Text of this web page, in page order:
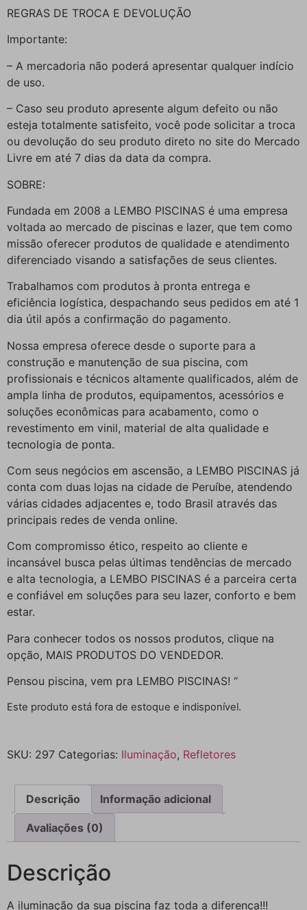
REGRAS DE TROCA E DEVOLUÇÃO
Importante:
– A mercadoria não poderá apresentar qualquer indício
de uso.
– Caso seu produto apresente algum defeito ou não
esteja totalmente satisfeito, você pode solicitar a troca
ou devolução do seu produto direto no site do Mercado
Livre em até 7 dias da data da compra.
SOBRE:
Fundada em 2008 a LEMBO PISCINAS é uma empresa
voltada ao mercado de piscinas e lazer, que tem como
missão oferecer produtos de qualidade e atendimento
diferenciado visando a satisfações de seus clientes.
Trabalhamos com produtos à pronta entrega e
eficiência logística, despachando seus pedidos em até 1
dia útil após a confirmação do pagamento.
Nossa empresa oferece desde o suporte para a
construção e manutenção de sua piscina, com
profissionais e técnicos altamente qualificados, além de
ampla linha de produtos, equipamentos, acessórios e
soluções econômicas para acabamento, como o
revestimento em vinil, material de alta qualidade e
tecnologia de ponta.
Com seus negócios em ascensão, a LEMBO PISCINAS já
conta com duas lojas na cidade de Peruíbe, atendendo
várias cidades adjacentes e, todo Brasil através das
principais redes de venda online.
Com compromisso ético, respeito ao cliente e
incansável busca pelas últimas tendências de mercado
e alta tecnologia, a LEMBO PISCINAS é a parceira certa
e confiável em soluções para seu lazer, conforto e bem
estar.
Para conhecer todos os nossos produtos, clique na
opção, MAIS PRODUTOS DO VENDEDOR.
Pensou piscina, vem pra LEMBO PISCINAS! “
Este produto está fora de estoque e indisponível.
SKU: 297 Categorias: Iluminação, Refletores
Descrição Informação adicional
Avaliações (0)
Descrição
A iluminação da sua piscina faz toda a diferença!!!